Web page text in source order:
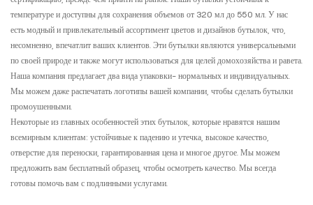
температуре и доступны для сохранения объемов от 320 мл до 550 мл. У нас
есть модный и привлекательный ассортимент цветов и дизайнов бутылок, что,
несомненно, впечатлит ваших клиентов. Эти бутылки являются универсальными
по своей природе и также могут использоваться для целей домохозяйства и равета.
Наша компания предлагает два вида упаковки- нормальных и индивидуальных.
Мы можем даже распечатать логотипы вашей компании, чтобы сделать бутылки
промоушенными.
Некоторые из главных особенностей этих бутылок, которые нравятся нашим
всемирным клиентам: устойчивые к падению и утечка, высокое качество,
отверстие для переноски, гарантированная цена и многое другое. Мы можем
предложить вам бесплатный образец, чтобы осмотреть качество. Мы всегда
готовы помочь вам с подлинными услугами.